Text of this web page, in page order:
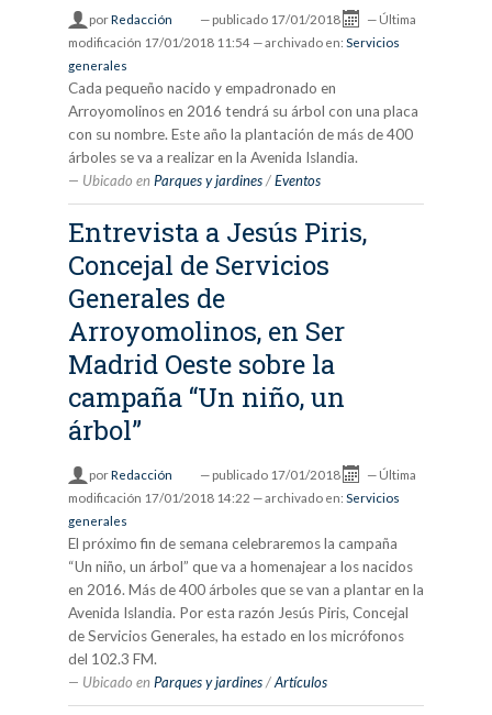
porRedacción — publicado 17/01/2018 — Última
modificación 17/01/2018 11:54 — archivado en: Servicios
generales
Cada pequeño nacido y empadronado en
Arroyomolinos en 2016 tendrá su árbol con una placa
con su nombre. Este año la plantación de más de 400
árboles se va a realizar en la Avenida Islandia.
Ubicado en Parques y jardines /Eventos
Entrevista a Jesús Piris,
Concejal de Servicios
Generales de
Arroyomolinos, en Ser
Madrid Oeste sobre la
campaña “Un niño, un
árbol”
porRedacción — publicado 17/01/2018 — Última
modificación 17/01/2018 14:22 — archivado en: Servicios
generales
El próximo fin de semana celebraremos la campaña
“Un niño, un árbol” que va a homenajear a los nacidos
en 2016. Más de 400 árboles que se van a plantar en la
Avenida Islandia. Por esta razón Jesús Piris, Concejal
de Servicios Generales, ha estado en los micrófonos
del 102.3 FM.
Ubicado en Parques y jardines /Artículos